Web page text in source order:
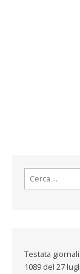
Testata
1089 del 27